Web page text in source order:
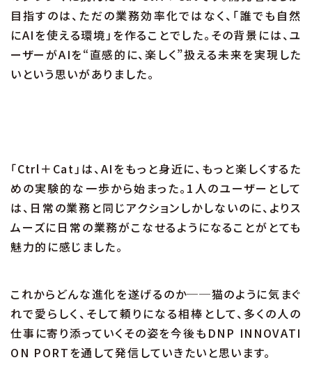
目指すのは、ただの業務効率化ではなく、「誰でも自然
にAIを使える環境」を作ることでした。その背景には、ユ
ーザーがAIを“直感的に、楽しく”扱える未来を実現した
いという思いがありました。
「Ctrl＋Cat」は、AIをもっと身近に、もっと楽しくするた
めの実験的な一歩から始まった。1人のユーザーとして
は、日常の業務と同じアクションしかしないのに、よりス
ムーズに日常の業務がこなせるようになることがとても
魅力的に感じました。
これからどんな進化を遂げるのか──猫のように気まぐ
れで愛らしく、そして頼りになる相棒として、多くの人の
仕事に寄り添っていくその姿を今後もDNP INNOVATI
ON PORTを通して発信していきたいと思います。